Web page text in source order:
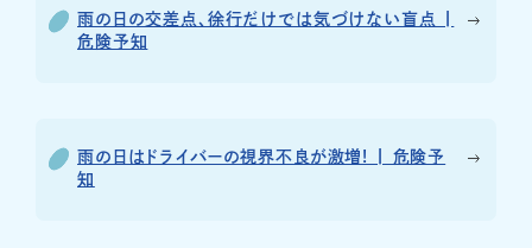
雨の日の交差点、徐行だけでは気づけない盲点 |
危険予知
雨の日はドライバーの視界不良が激増! | 危険予
知